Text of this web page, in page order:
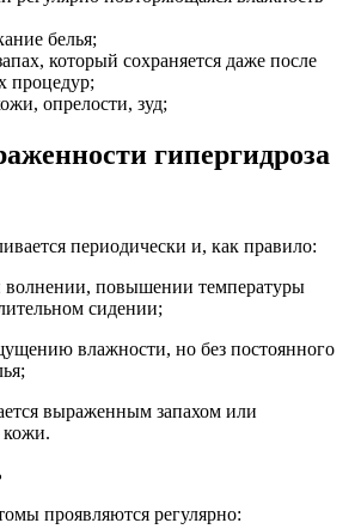
белья;
который сохраняется даже после
процедур;
опрелости, зуд;
гипергидроза
периодически и, как правило:
волнении, повышении температуры
сидении;
влажности, но без постоянного
выраженным запахом или
кожи.
проявляются регулярно: